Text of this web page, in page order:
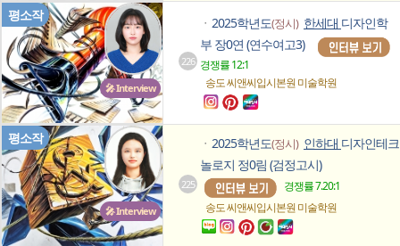
🎤 Interview
평소작
226
ㆍ 2025학년도(정시) 한세대 디자인학
부 장0연 (연수여고3)
경쟁률 12:1
송도 씨앤씨입시본원미술학원
🎤 Interview
평소작
225
ㆍ 2025학년도(정시) 인하대 디자인테크
놀로지 정0림 (검정고시)
경쟁률 7.20:1
송도 씨앤씨입시본원미술학원